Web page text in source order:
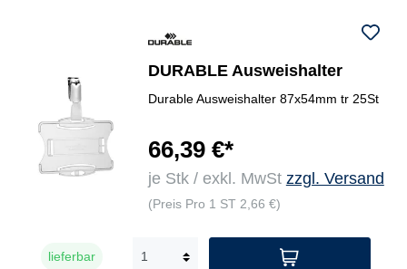
DURABLE Ausweishalter
Durable Ausweishalter 87x54mm tr 25St
66,39 €*
je Stk / exkl. MwSt zzgl. Versand
(Preis Pro 1 ST 2,66 €)
lieferbar